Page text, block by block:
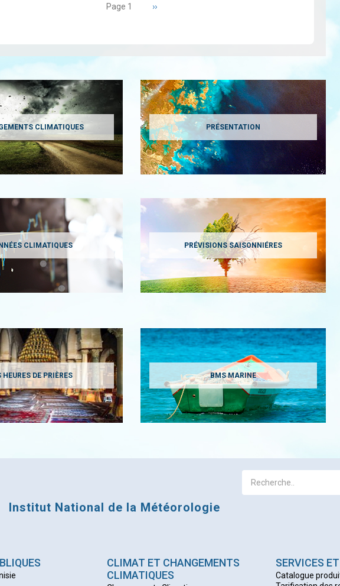
Page 1 Page
››
CLIMATIQUES PRÉSENTATION
CLIMATIQUES PRÉVISIONS SAISONNIÉRES
HEURES DE PRIÈRES BMS MARINE
Institut National de la Météorologie
CLIMAT ET CHANGEMENTS
CLIMATIQUES
SERVICES
Catalogue